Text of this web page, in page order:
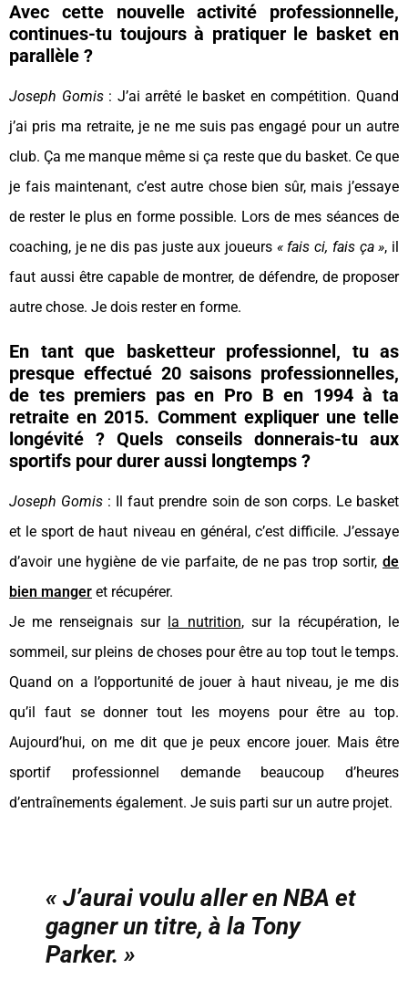
Avec cette nouvelle activité professionnelle,
continues-tu toujours à pratiquer le basket en
parallèle ?
Joseph Gomis: J’ai arrêté le basket en compétition. Quand
j’ai pris ma retraite, je ne me suis pas engagé pour un autre
club. Ça me manque même si ça reste que du basket. Ce que
je fais maintenant, c’est autre chose bien sûr, mais j’essaye
de rester le plus en forme possible. Lors de mes séances de
coaching, je ne dis pas juste aux joueurs « fais ci, fais ça », il
faut aussi être capable de montrer, de défendre, de proposer
autre chose. Je dois rester en forme.
En tant que basketteur professionnel, tu as
presque effectué 20 saisons professionnelles,
de tes premiers pas en Pro B en 1994 à ta
retraite en 2015. Comment expliquer une telle
longévité ? Quels conseils donnerais-tu aux
sportifs pour durer aussi longtemps ?
Joseph Gomis : Il faut prendre soin de son corps. Le basket
et le sport de haut niveau en général, c’est difficile. J’essaye
d’avoir une hygiène de vie parfaite, de ne pas trop sortir, de
bien manger et récupérer.
Je me renseignais sur la nutrition, sur la récupération, le
sommeil, sur pleins de choses pour être au top tout le temps.
Quand on a l’opportunité de jouer à haut niveau, je me dis
qu’il faut se donner tout les moyens pour être au top.
Aujourd’hui, on me dit que je peux encore jouer. Mais être
sportif professionnel demande beaucoup d’heures
d’entraînements également. Je suis parti sur un autre projet.
« J’aurai voulu aller en NBA et
gagner un titre, à la Tony
Parker. »